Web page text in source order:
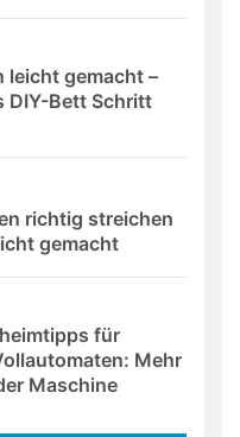
leicht gemacht –
DIY-Bett Schritt
richtig streichen
gemacht
für
Mehr
Maschine